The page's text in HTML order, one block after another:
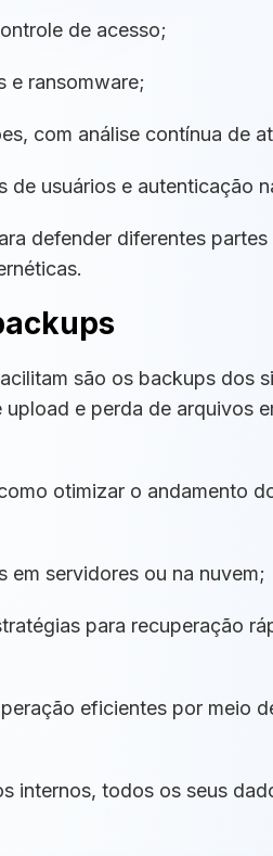
de acesso;
e ransomware;
com análise contínua de
usuários e autenticação
defender diferentes
são os backups dos
e perda de arquivos
otimizar o andamento
servidores ou na nuvem;
para recuperação
eficientes por meio
internos, todos os seus